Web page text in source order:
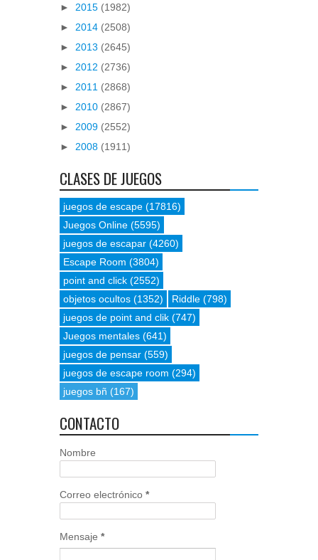
► 2015 (1982)
► 2014 (2508)
► 2013 (2645)
► 2012 (2736)
► 2011 (2868)
► 2010 (2867)
► 2009 (2552)
► 2008 (1911)
CLASES DE JUEGOS
juegos de escape (17816)
Juegos Online (5595)
juegos de escapar (4260)
Escape Room (3804)
point and click (2552)
objetos ocultos (1352) Riddle (798)
juegos de point and clik (747)
Juegos mentales (641)
juegos de pensar (559)
juegos de escape room (294)
juegos bñ (167)
CONTACTO
Nombre
Correo electrónico *
Mensaje *